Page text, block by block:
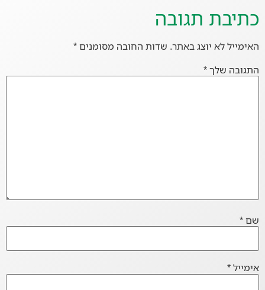
כתיבת תגובה
האימייל לא יוצג באתר. שדות החובה מסומנים*
התגובה שלך*
שם*
אימייל*